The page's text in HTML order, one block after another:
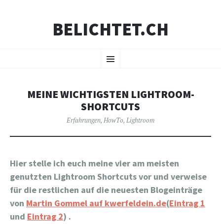
BELICHTET.CH
Menü
INHALT
MEINE WICHTIGSTEN LIGHTROOM-
SHORTCUTS
Erfahrungen, HowTo, Lightroom
Hier stelle ich euch meine vier am meisten
genutzten Lightroom Shortcuts vor und verweise
für die restlichen auf die neuesten Blogeinträge
von Martin Gommel auf kwerfeldein.de(Eintrag 1
und Eintrag 2) .